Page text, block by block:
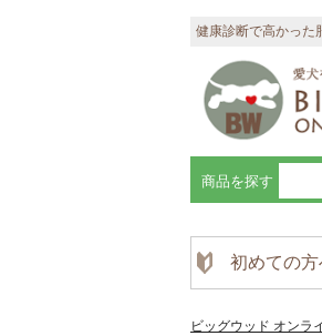
健康診断で高かった
商品を探す
初めての方
ビッグウッド オンラ